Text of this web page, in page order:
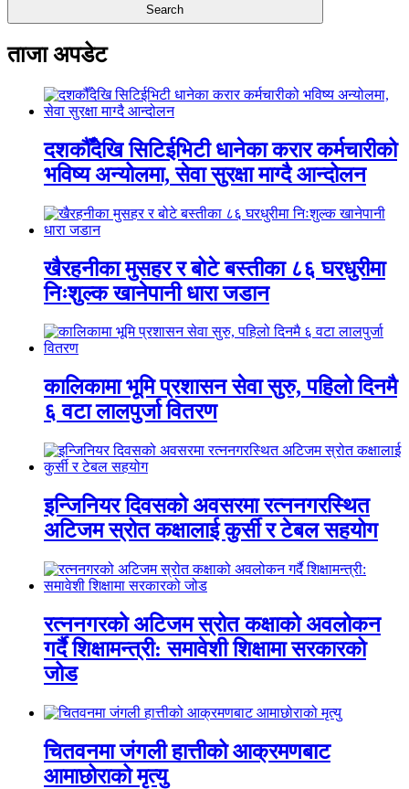
ताजा अपडेट
दशकौँदेखि सिटिईभिटी धानेका करार कर्मचारीको
भविष्य अन्योलमा, सेवा सुरक्षा माग्दै आन्दोलन
खैरहनीका मुसहर र बोटे बस्तीका ८६ घरधुरीमा
निःशुल्क खानेपानी धारा जडान
कालिकामा भूमि प्रशासन सेवा सुरु, पहिलो दिनमै
६ वटा लालपुर्जा वितरण
इन्जिनियर दिवसको अवसरमा रत्ननगरस्थित
अटिजम स्रोत कक्षालाई कुर्सी र टेबल सहयोग
रत्ननगरको अटिजम स्रोत कक्षाको अवलोकन
गर्दै शिक्षामन्त्री: समावेशी शिक्षामा सरकारको
जोड
चितवनमा जंगली हात्तीको आक्रमणबाट
आमाछोराको मृत्यु